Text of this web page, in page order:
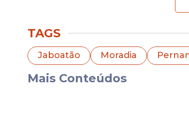
dos programas habitacionais.
Já quem se inscreveu em
etapa considerada essencial para
TAGS
Jaboatão Moradia
Mais Conteúdos